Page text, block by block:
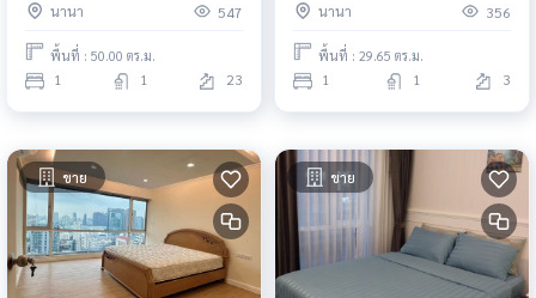
นานา
547
พื้นที่ : 50.00 ตร.ม.
1 1 23
นอน (ขาย) F365
นานา 356
พื้นที่ : 29.65 ตร.ม.
1 1 3
ขาย ขาย